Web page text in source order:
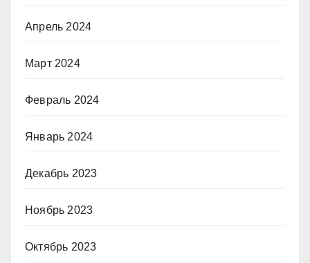
Апрель 2024
Март 2024
Февраль 2024
Январь 2024
Декабрь 2023
Ноябрь 2023
Октябрь 2023